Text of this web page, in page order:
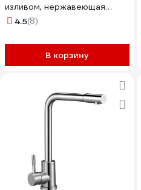
изливом, нержавеющая
сталь EZA4-A090
4.5(8)
В корзину